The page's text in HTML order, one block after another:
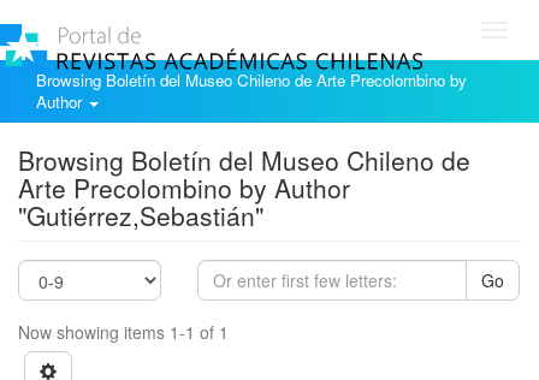
Browsing Boletín del Museo Chileno de Arte Precolombino by
Author
Browsing Boletín del Museo Chileno de
Arte Precolombino by Author
"Gutiérrez,Sebastián"
Go
Now showing items 1-1 of 1